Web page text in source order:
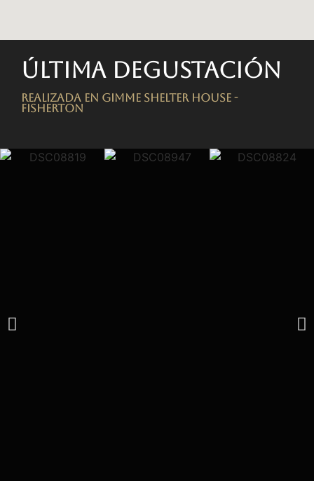
Última degustación
Realizada en Gimme Shelter House -
FISHERTON